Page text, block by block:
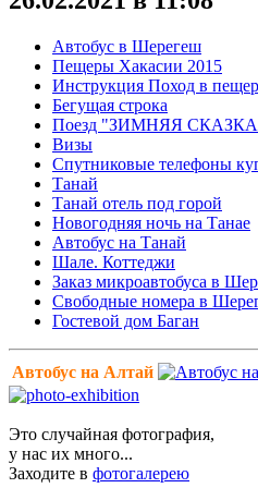
Автобус в Шерегеш
Пещеры Хакасии 2015
Инструкция Поход в
Бегущая строка
Поезд "ЗИМНЯЯ
Визы
Спутниковые телефоны
Танай
Танай отель под горой
Новогодняя ночь на Танае
Автобус на Танай
Шале. Коттеджи
Заказ микроавтобуса в
Свободные номера в
Гостевой дом Баган
Автобус на Алтай
Это случайная фотография,
у нас их много...
Заходите в фотогалерею